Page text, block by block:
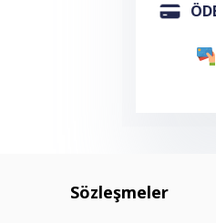
Sözleşmeler